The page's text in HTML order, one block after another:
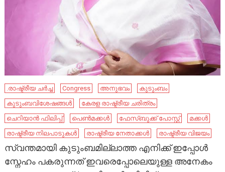
.രാഷ്ട്രീയ ചർച്ച Congress അനുഭവം
കുടുംബം
കുടുംബവിശേഷങ്ങൾ
കേരള രാഷ്ട്രീയ ചരിത്രം
ചെറിയാൻ ഫിലിപ്പ്
പെണ്‍മക്കൾ ഫേസ്ബുക്ക് പോസ്റ്റ്
മക്കൾ
രാഷ്ട്രീയ നിലപാടുകൾ
രാഷ്ട്രീയ നേതാക്കൾ രാഷ്ട്രീയ വിജയം
സ്വന്തമായി കുടുംബമില്ലാത്ത എനിക്ക് ഇപ്പോൾ
സ്നേഹം പകരുന്നത് ഇവരെപ്പോലെയുള്ള അനേകം